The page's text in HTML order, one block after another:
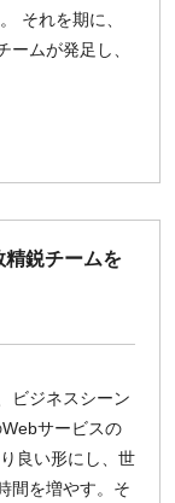
それを期に、
ムが発足し、
精鋭チームを
ビジネスシーン
サービスの
良い形にし、世
間を増やす。そ